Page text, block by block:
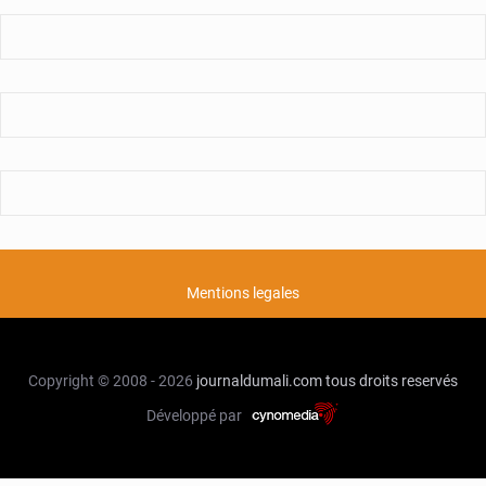
Mentions legales
Copyright © 2008 - 2026 journaldumali.comtous droits reservés
Développé par